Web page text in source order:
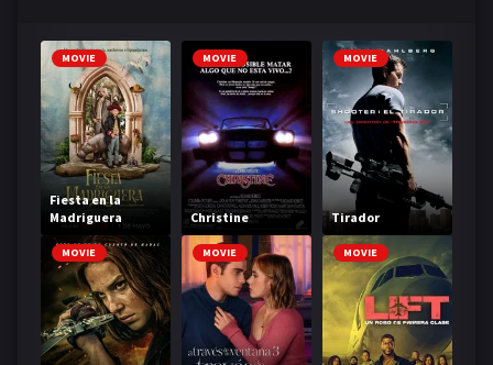
MOVIE
Fiesta en la
Madriguera
MOVIE
Christine
MOVIE
Tirador
MOVIE MOVIE MOVIE